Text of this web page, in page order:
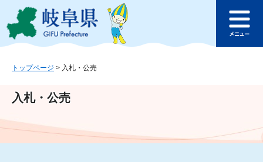
ジ
ュ
文
このページの本文へ
ュ
トップページ > 入札・公売
入札・公売